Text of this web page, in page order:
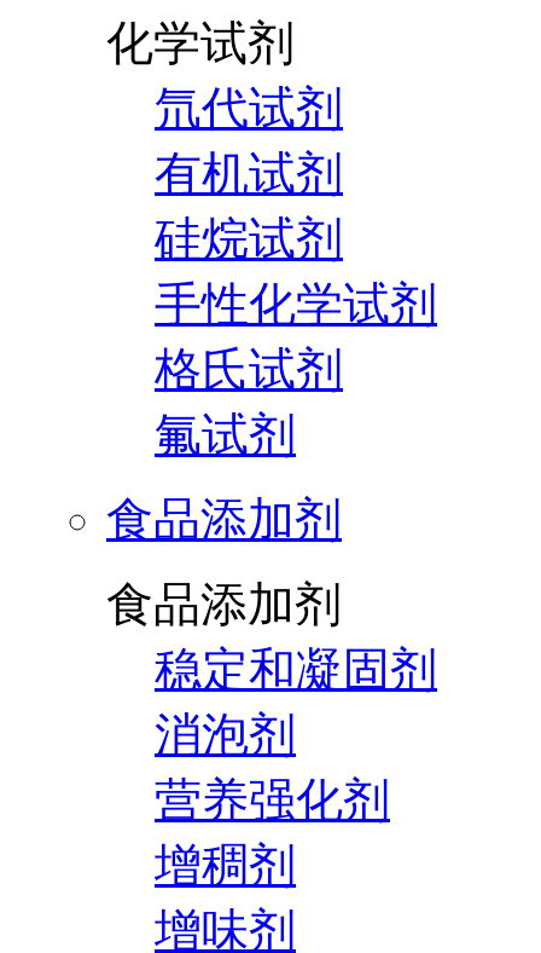
化学试剂
氘代试剂
有机试剂
硅烷试剂
手性化学试剂
格氏试剂
氟试剂
食品添加剂
食品添加剂
稳定和凝固剂
消泡剂
营养强化剂
增稠剂
增味剂